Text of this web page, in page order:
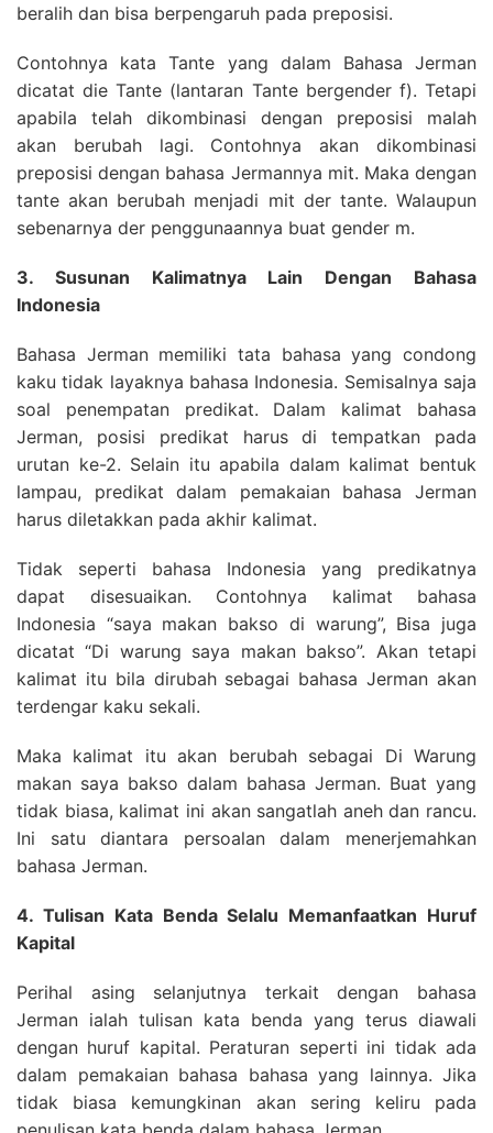
beralih dan bisa berpengaruh pada preposisi.
Contohnya kata Tante yang dalam Bahasa Jerman
dicatat die Tante (lantaran Tante bergender f). Tetapi
apabila telah dikombinasi dengan preposisi malah
akan berubah lagi. Contohnya akan dikombinasi
preposisi dengan bahasa Jermannya mit. Maka dengan
tante akan berubah menjadi mit der tante. Walaupun
sebenarnya der penggunaannya buat gender m.
3. Susunan Kalimatnya Lain Dengan Bahasa
Indonesia
Bahasa Jerman memiliki tata bahasa yang condong
kaku tidak layaknya bahasa Indonesia. Semisalnya saja
soal penempatan predikat. Dalam kalimat bahasa
Jerman, posisi predikat harus di tempatkan pada
urutan ke-2. Selain itu apabila dalam kalimat bentuk
lampau, predikat dalam pemakaian bahasa Jerman
harus diletakkan pada akhir kalimat.
Tidak seperti bahasa Indonesia yang predikatnya
dapat disesuaikan. Contohnya kalimat bahasa
Indonesia “saya makan bakso di warung”, Bisa juga
dicatat “Di warung saya makan bakso”. Akan tetapi
kalimat itu bila dirubah sebagai bahasa Jerman akan
terdengar kaku sekali.
Maka kalimat itu akan berubah sebagai Di Warung
makan saya bakso dalam bahasa Jerman. Buat yang
tidak biasa, kalimat ini akan sangatlah aneh dan rancu.
Ini satu diantara persoalan dalam menerjemahkan
bahasa Jerman.
4. Tulisan Kata Benda Selalu Memanfaatkan Huruf
Kapital
Perihal asing selanjutnya terkait dengan bahasa
Jerman ialah tulisan kata benda yang terus diawali
dengan huruf kapital. Peraturan seperti ini tidak ada
dalam pemakaian bahasa bahasa yang lainnya. Jika
tidak biasa kemungkinan akan sering keliru pada